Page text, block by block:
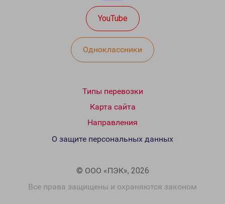
YouTube
Одноклассники
Типы перевозки
Карта сайта
Направления
© ООО «ПЭК», 2026
Все права защищены и охраняются законом
О защите персональных данных